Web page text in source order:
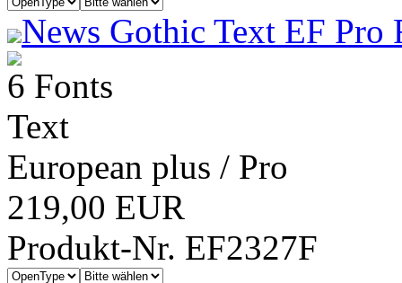
News Gothic Text EF Pro
6 Fonts
Text
European plus / Pro
219,00 EUR
Produkt-Nr. EF2327F